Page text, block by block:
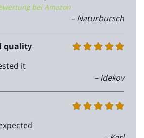
im Prinzip keinen
(Leichtpickel i.d.R. nur aus
beim Stufenschlagen
selbst geschärft
wie die Schaufel.Sprich: bei
"Spitze" vorhanden - am
- was aber bei der Härte des
Bandschleifer (Achtung wg.
bei Amazon
– Naturbursch
quality
it
– idekov